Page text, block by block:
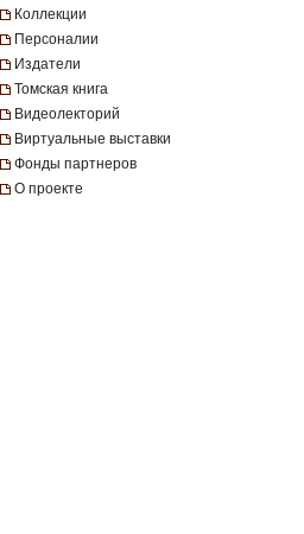
Коллекции
Персоналии
Издатели
Томская книга
Видеолекторий
Виртуальные выставки
Фонды партнеров
О проекте